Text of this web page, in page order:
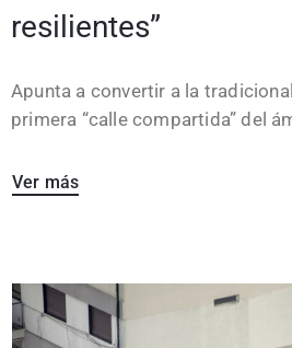
resilientes”
Apunta a convertir a la
primera “calle compartida” del
Ver más